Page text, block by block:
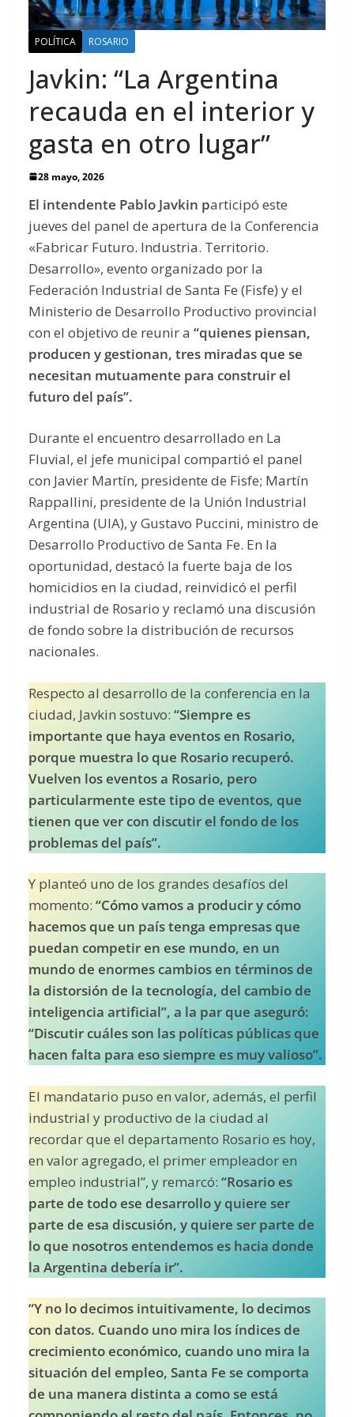
POLÍTICA ROSARIO
Javkin: “La Argentina
recauda en el interior y
gasta en otro lugar”
28 mayo, 2026
El intendente Pablo Javkin participó este
jueves del panel de apertura de la Conferencia
«Fabricar Futuro. Industria. Territorio.
Desarrollo», evento organizado por la
Federación Industrial de Santa Fe (Fisfe) y el
Ministerio de Desarrollo Productivo provincial
con el objetivo de reunir a “quienes piensan,
producen y gestionan, tres miradas que se
necesitan mutuamente para construir el
futuro del país”.
Durante el encuentro desarrollado en La
Fluvial, el jefe municipal compartió el panel
con Javier Martín, presidente de Fisfe; Martín
Rappallini, presidente de la Unión Industrial
Argentina (UIA), y Gustavo Puccini, ministro de
Desarrollo Productivo de Santa Fe. En la
oportunidad, destacó la fuerte baja de los
homicidios en la ciudad, reinvidicó el perfil
industrial de Rosario y reclamó una discusión
de fondo sobre la distribución de recursos
nacionales.
Respecto al desarrollo de la conferencia en la
ciudad, Javkin sostuvo: “Siempre es
importante que haya eventos en Rosario,
porque muestra lo que Rosario recuperó.
Vuelven los eventos a Rosario, pero
particularmente este tipo de eventos, que
tienen que ver con discutir el fondo de los
problemas del país”.
Y planteó uno de los grandes desafíos del
momento: “Cómo vamos a producir y cómo
hacemos que un país tenga empresas que
puedan competir en ese mundo, en un
mundo de enormes cambios en términos de
la distorsión de la tecnología, del cambio de
inteligencia artificial”, a la par que aseguró:
“Discutir cuáles son las políticas públicas que
hacen falta para eso siempre es muy valioso”.
El mandatario puso en valor, además, el perfil
industrial y productivo de la ciudad al
recordar que el departamento Rosario es hoy,
en valor agregado, el primer empleador en
empleo industrial”, y remarcó: “Rosario es
parte de todo ese desarrollo y quiere ser
parte de esa discusión, y quiere ser parte de
lo que nosotros entendemos es hacia donde
la Argentina debería ir”.
“Y no lo decimos intuitivamente, lo decimos
con datos. Cuando uno mira los índices de
crecimiento económico, cuando uno mira la
situación del empleo, Santa Fe se comporta
de una manera distinta a como se está